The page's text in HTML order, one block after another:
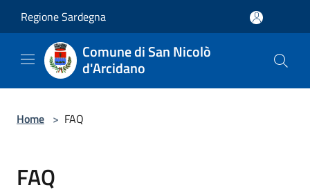
Regione Sardegna
Comune di San Nicolò
d'Arcidano
Home > FAQ
FAQ